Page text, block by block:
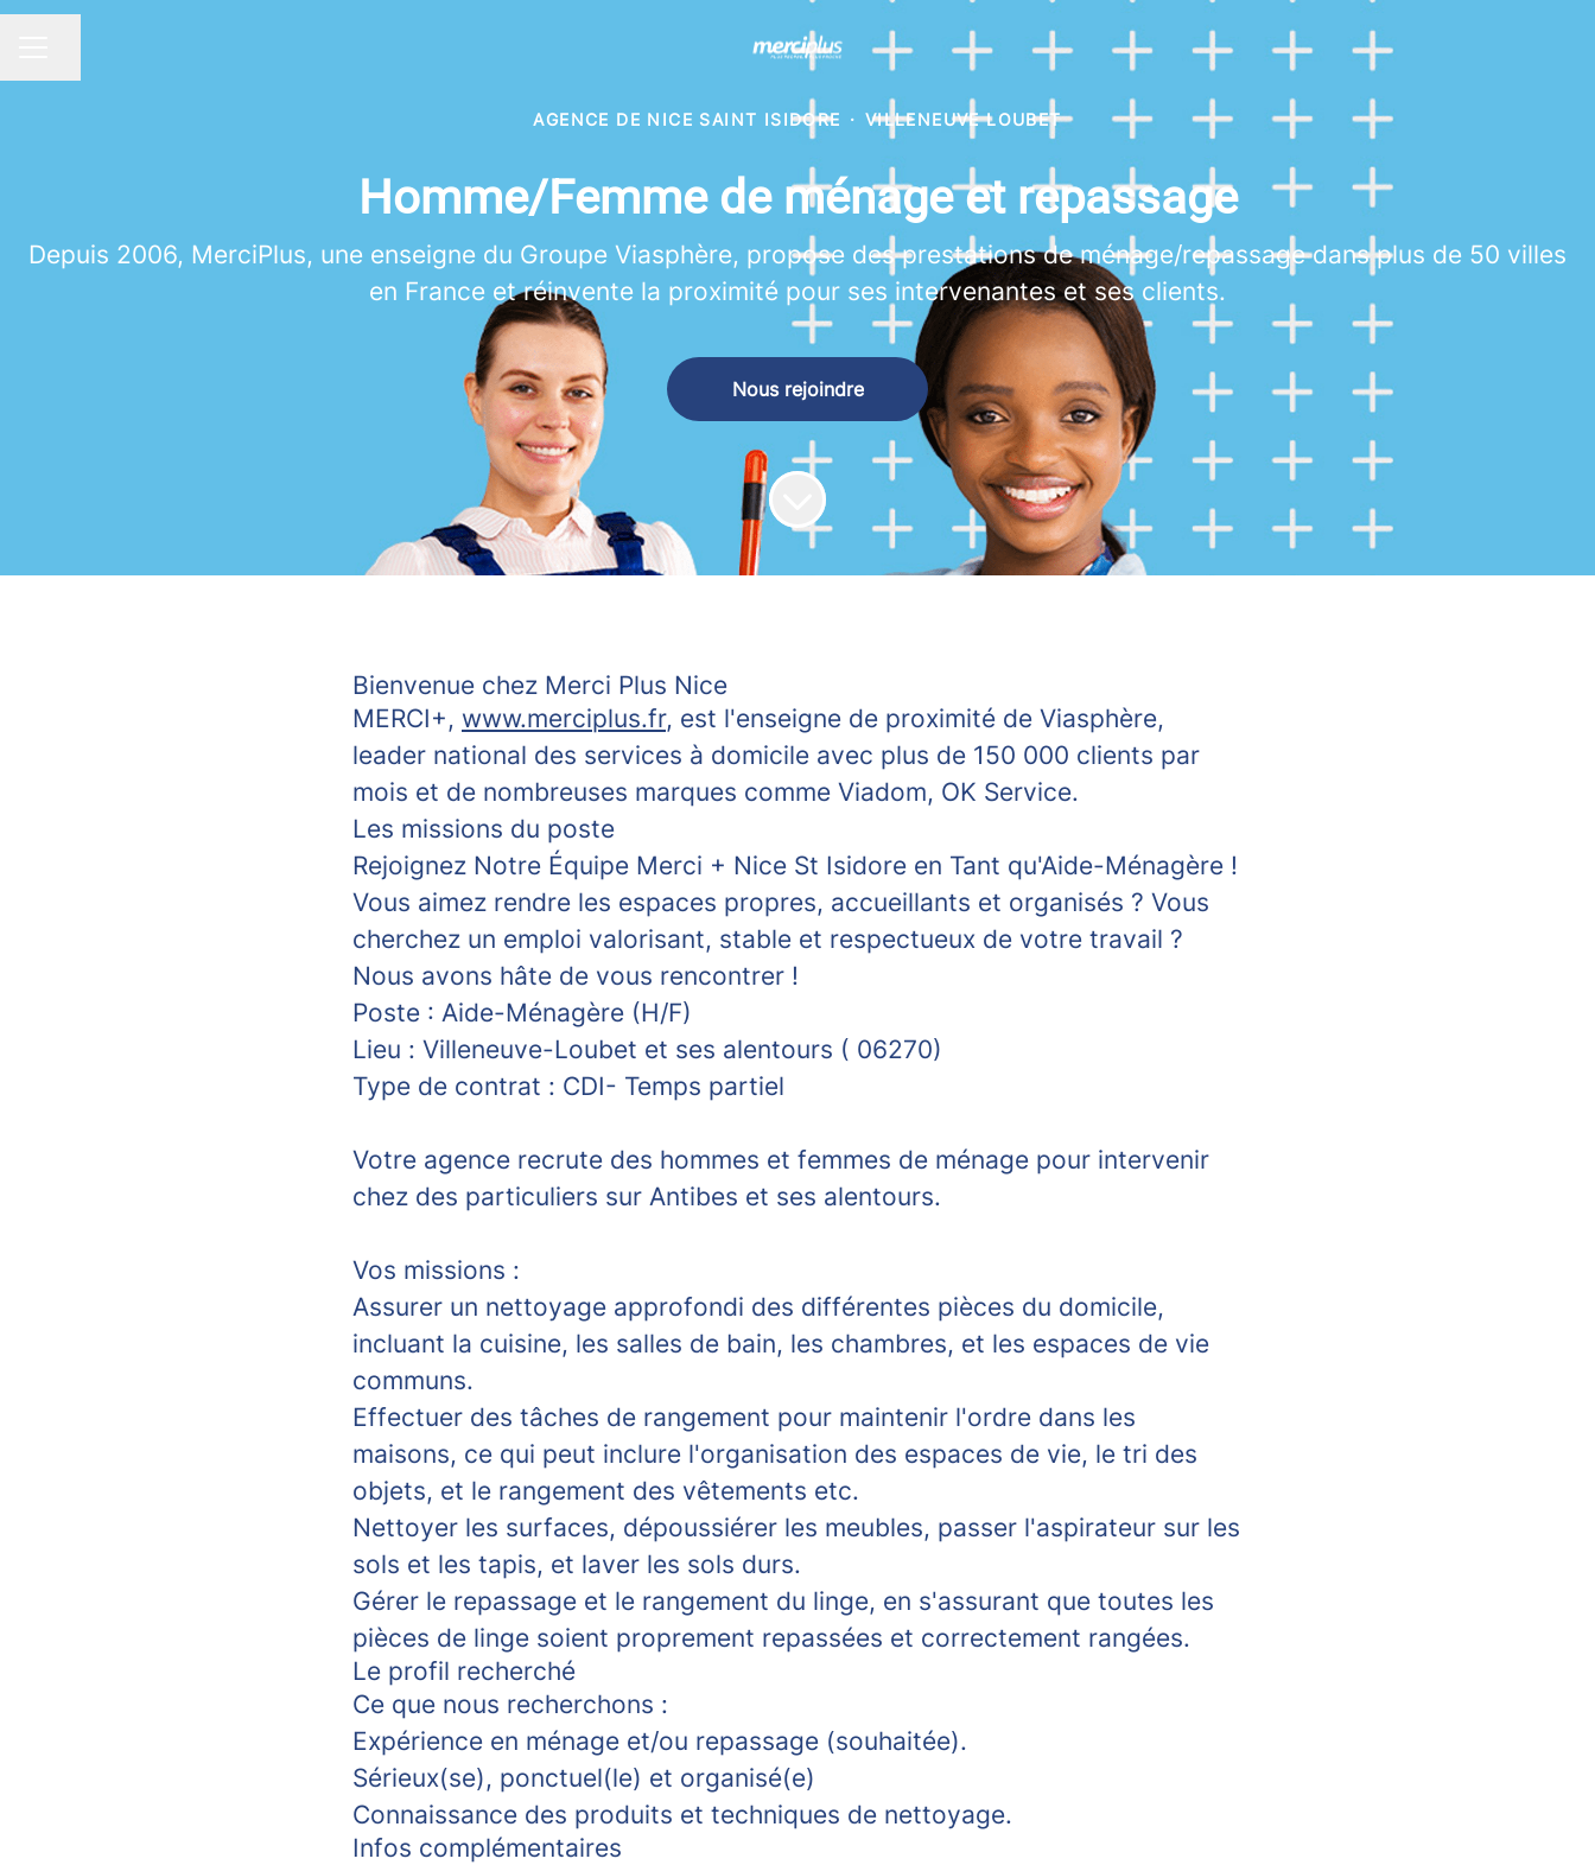
AGENCE DE NICE SAINT ISIDORE · VILLENEUVE LOUBET
Homme/Femme de ménage et repassage
Depuis 2006, MerciPlus, une enseigne du Groupe Viasphère, propose des prestations de ménage/repassage dans plus de 50 villes
en France et réinvente la proximité pour ses intervenantes et ses clients.
Nous rejoindre
Bienvenue chez Merci Plus Nice
MERCI+, www.merciplus.fr, est l'enseigne de proximité de Viasphère,
leader national des services à domicile avec plus de 150 000 clients par
mois et de nombreuses marques comme Viadom, OK Service.
Les missions du poste
Rejoignez Notre Équipe Merci + Nice St Isidore en Tant qu'Aide-Ménagère !
Vous aimez rendre les espaces propres, accueillants et organisés ? Vous
cherchez un emploi valorisant, stable et respectueux de votre travail ?
Nous avons hâte de vous rencontrer !
Poste : Aide-Ménagère (H/F)
Lieu : Villeneuve-Loubet et ses alentours ( 06270)
Type de contrat : CDI- Temps partiel
Votre agence recrute des hommes et femmes de ménage pour intervenir
chez des particuliers sur Antibes et ses alentours.
Vos missions :
Assurer un nettoyage approfondi des différentes pièces du domicile,
incluant la cuisine, les salles de bain, les chambres, et les espaces de vie
communs.
Effectuer des tâches de rangement pour maintenir l'ordre dans les
maisons, ce qui peut inclure l'organisation des espaces de vie, le tri des
objets, et le rangement des vêtements etc.
Nettoyer les surfaces, dépoussiérer les meubles, passer l'aspirateur sur les
sols et les tapis, et laver les sols durs.
Gérer le repassage et le rangement du linge, en s'assurant que toutes les
pièces de linge soient proprement repassées et correctement rangées.
Le profil recherché
Ce que nous recherchons :
Expérience en ménage et/ou repassage (souhaitée).
Sérieux(se), ponctuel(le) et organisé(e)
Connaissance des produits et techniques de nettoyage.
Infos complémentaires